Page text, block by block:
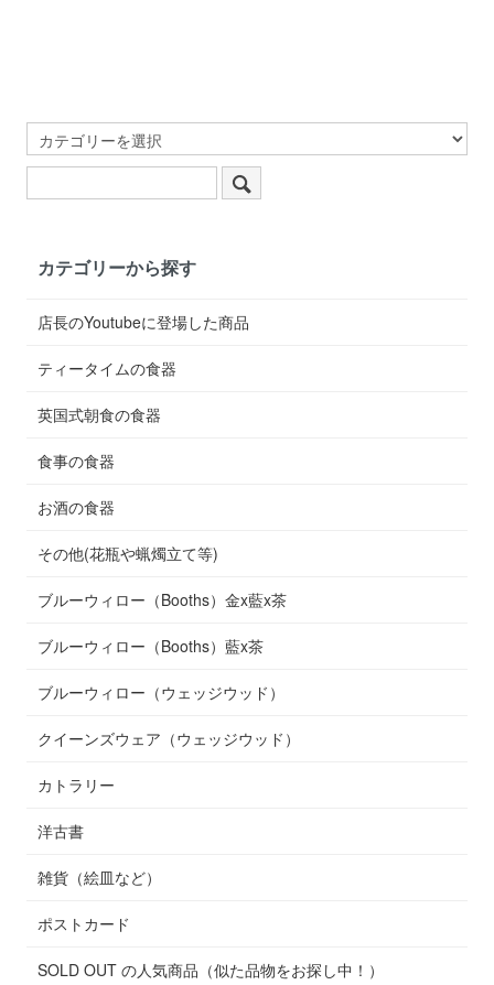
カテゴリーから探す
店長のYoutubeに登場した商品
ティータイムの食器
英国式朝食の食器
食事の食器
お酒の食器
その他(花瓶や蝋燭立て等)
ブルーウィロー（Booths）金x藍x茶
ブルーウィロー（Booths）藍x茶
ブルーウィロー（ウェッジウッド）
クイーンズウェア（ウェッジウッド）
カトラリー
洋古書
雑貨（絵皿など）
ポストカード
SOLD OUT の人気商品（似た品物をお探し中！）